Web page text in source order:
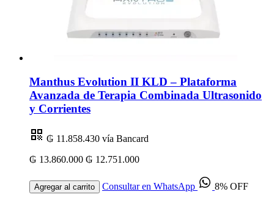
Manthus Evolution II KLD – Plataforma
Avanzada de Terapia Combinada Ultrasonido
y Corrientes
₲ 11.858.430 vía Bancard
₲ 13.860.000 ₲ 12.751.000
Agregar al carrito Consultar en WhatsApp 8% OFF